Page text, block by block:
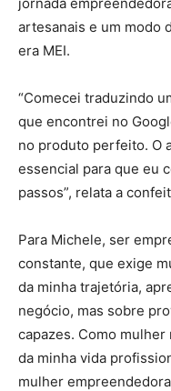
artesanais e um modo
era MEI.
“Comecei traduzindo
que encontrei no
no produto perfeito. O
essencial para que eu
passos”, relata a
Para Michele, ser
constante, que exige
da minha trajetória,
negócio, mas sobre
capazes. Como
da minha vida
mulher